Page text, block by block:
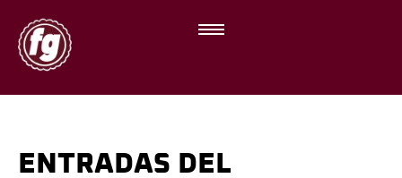
ENTRADAS DEL